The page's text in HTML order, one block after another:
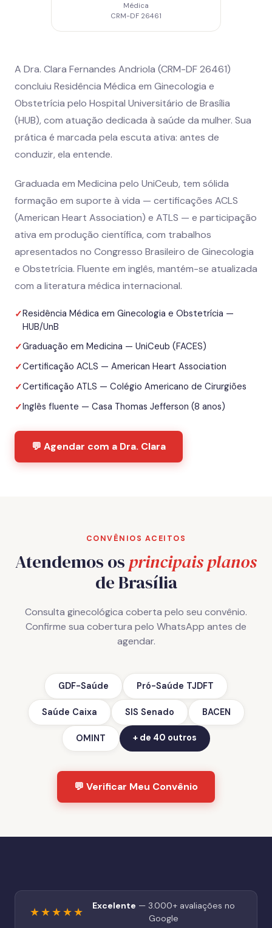
Médica
CRM-DF 26461
A Dra. Clara Fernandes Andriola (CRM-DF 26461)
concluiu Residência Médica em Ginecologia e
Obstetrícia pelo Hospital Universitário de Brasília
(HUB), com atuação dedicada à saúde da mulher. Sua
prática é marcada pela escuta ativa: antes de
conduzir, ela entende.
Graduada em Medicina pelo UniCeub, tem sólida
formação em suporte à vida — certificações ACLS
(American Heart Association) e ATLS — e participação
ativa em produção científica, com trabalhos
apresentados no Congresso Brasileiro de Ginecologia
e Obstetrícia. Fluente em inglês, mantém-se atualizada
com a literatura médica internacional.
✓Residência Médica em Ginecologia e Obstetrícia —
HUB/UnB
✓Graduação em Medicina — UniCeub (FACES)
✓Certificação ACLS — American Heart Association
✓Certificação ATLS — Colégio Americano de Cirurgiões
✓Inglês fluente — Casa Thomas Jefferson (8 anos)
💬 Agendar com a Dra. Clara
CONVÊNIOS ACEITOS
Atendemos osprincipais planos
de Brasília
Consulta ginecológica coberta pelo seu convênio.
Confirme sua cobertura pelo WhatsApp antes de
agendar.
GDF-Saúde Pró-Saúde TJDFT
Saúde Caixa SIS Senado BACEN
OMINT + de 40 outros
💬 Verificar Meu Convênio
★★★★★ Excelente — 3.000+ avaliações no
Google